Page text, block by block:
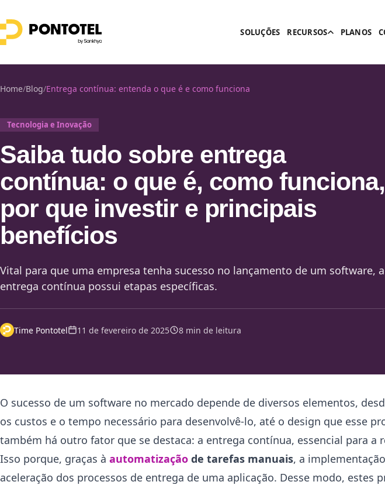
SOLUÇÕES RECURSOS PLANOS
Home/Blog/Entrega contínua: entenda o que é e como funciona
Tecnologia e Inovação
Saiba tudo sobre entrega
contínua: o que é, como funciona,
por que investir e principais
benefícios
Vital para que uma empresa tenha sucesso no lançamento de um software, a
entrega contínua possui etapas específicas.
Time Pontotel 11 de fevereiro de 2025 8 min de leitura
O sucesso de um software no mercado depende de diversos elementos,
os custos e o tempo necessário para desenvolvê-lo, até o design que esse
também há outro fator que se destaca: a entrega contínua, essencial para a
Isso porque, graças à automatização de tarefas manuais, a
aceleração dos processos de entrega de uma aplicação. Desse modo,